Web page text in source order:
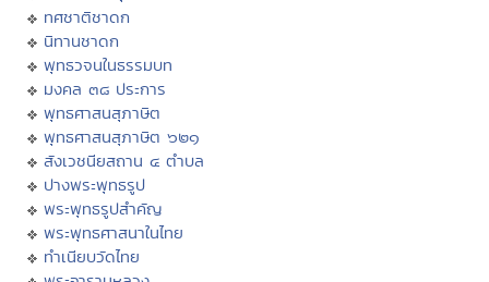
ทศชาติชาดก
นิทานชาดก
พุทธวจนในธรรมบท
มงคล ๓๘ ประการ
พุทธศาสนสุภาษิต
พุทธศาสนสุภาษิต ๖๒๑
สังเวชนียสถาน ๔ ตำบล
ปางพระพุทธรูป
พระพุทธรูปสำคัญ
พระพุทธศาสนาในไทย
ทำเนียบวัดไทย